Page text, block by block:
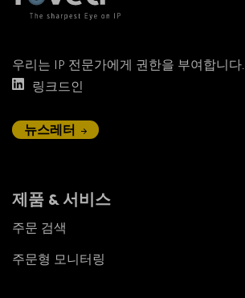
우리는 IP 전문가에게 권한을 부여합니다.
링크드인
뉴스레터
제품 & 서비스
주문 검색
주문형 모니터링